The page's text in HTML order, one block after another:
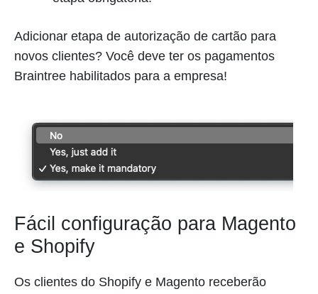
Adicionar etapa de autorização de cartão para
novos clientes? Você deve ter os pagamentos
Braintree habilitados para a empresa!
Fácil configuração para Magento
e Shopify
Os clientes do Shopify e Magento receberão